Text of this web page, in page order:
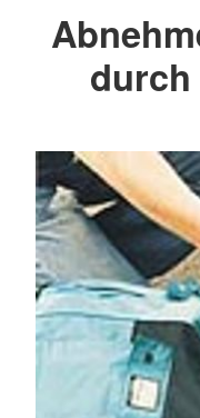
durch